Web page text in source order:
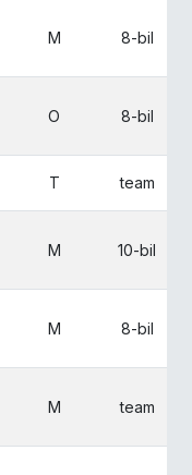
M 8-bil
O 8-bil
T team
M 10-bil
M 8-bil
M team